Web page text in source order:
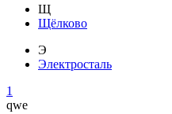
Щ
Щёлково
Э
Электросталь
1
qwe